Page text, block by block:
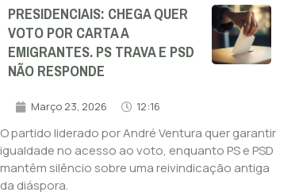
PRESIDENCIAIS: CHEGA QUER
VOTO POR CARTA A
EMIGRANTES. PS TRAVA E PSD
NÃO RESPONDE
Março 23, 2026 12:16
O partido liderado por André Ventura quer garantir
igualdade no acesso ao voto, enquanto PS e PSD
mantêm silêncio sobre uma reivindicação antiga
da diáspora.